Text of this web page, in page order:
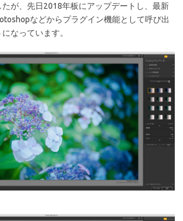
が、先日2018年板にアップデートし、最新
などからプラグイン機能として呼び出
なっています。